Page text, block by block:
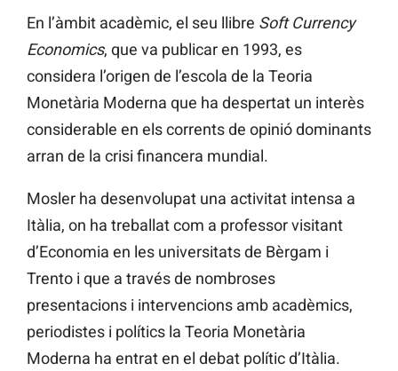
En l’àmbit acadèmic, el seu llibre Soft Currency
Economics, que va publicar en 1993, es
considera l’origen de l’escola de la Teoria
Monetària Moderna que ha despertat un interès
considerable en els corrents de opinió dominants
arran de la crisi financera mundial.
Mosler ha desenvolupat una activitat intensa a
Itàlia, on ha treballat com a professor visitant
d’Economia en les universitats de Bèrgam i
Trento i que a través de nombroses
presentacions i intervencions amb acadèmics,
periodistes i polítics la Teoria Monetària
Moderna ha entrat en el debat polític d’Itàlia.